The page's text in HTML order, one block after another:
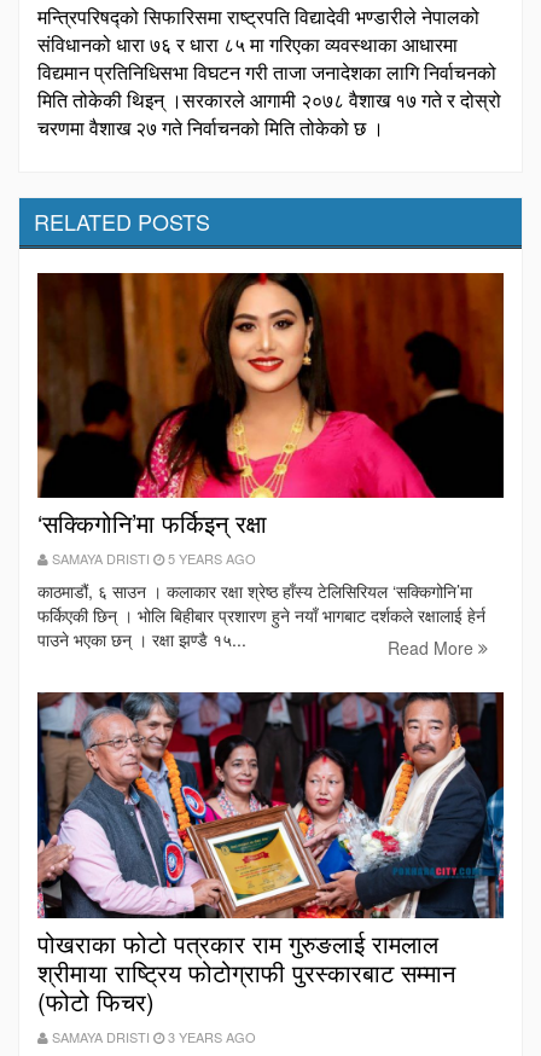
मन्त्रिपरिषद्को सिफारिसमा राष्ट्रपति विद्यादेवी भण्डारीले नेपालको
संविधानको धारा ७६ र धारा ८५ मा गरिएका व्यवस्थाका आधारमा
विद्यमान प्रतिनिधिसभा विघटन गरी ताजा जनादेशका लागि निर्वाचनको
मिति तोकेकी थिइन् ।सरकारले आगामी २०७८ वैशाख १७ गते र दोस्रो
चरणमा वैशाख २७ गते निर्वाचनको मिति तोकेको छ ।
RELATED POSTS
‘सक्किगोनि’मा फर्किइन् रक्षा
SAMAYA DRISTI 5 YEARS AGO
काठमाडौं, ६ साउन । कलाकार रक्षा श्रेष्ठ हाँस्य टेलिसिरियल ‘सक्किगोनि’मा
फर्किएकी छिन् । भोलि बिहीबार प्रशारण हुने नयाँ भागबाट दर्शकले रक्षालाई हेर्न
पाउने भएका छन् । रक्षा झण्डै १५...
Read More
पोखराका फोटो पत्रकार राम गुरुङलाई रामलाल
श्रीमाया राष्ट्रिय फोटोग्राफी पुरस्कारबाट सम्मान
(फोटो फिचर)
SAMAYA DRISTI 3 YEARS AGO